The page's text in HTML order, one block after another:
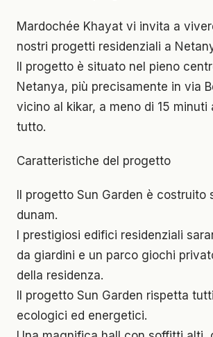
Mardochée Khayat vi invita a
nostri progetti residenziali a
Il progetto è situato nel pieno
Netanya, più precisamente in via
vicino al kikar, a meno di 15 minuti
tutto.
Caratteristiche del progetto
Il progetto Sun Garden è costruito
dunam.
I prestigiosi edifici residenziali
da giardini e un parco giochi
della residenza.
Il progetto Sun Garden rispetta
ecologici ed energetici.